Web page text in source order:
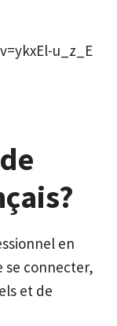
u_z_E
en
se connecter,
et de